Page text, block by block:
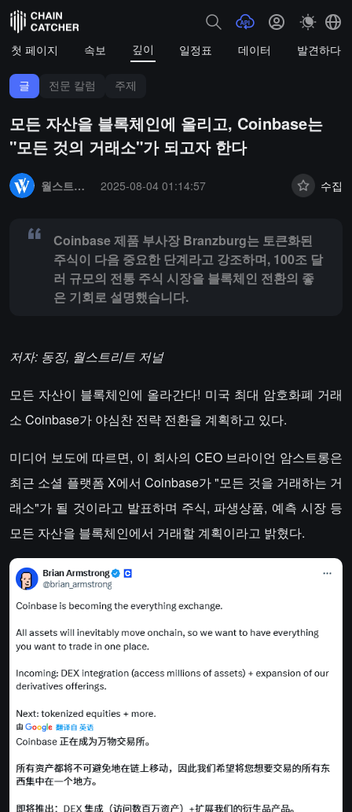
첫 페이지 속보 깊이 일정표 데이터 발견하다
글 전문 칼럼 주제
모든 자산을 블록체인에 올리고, Coinbase는
"모든 것의 거래소"가 되고자 한다
월스트리트 저널
2025-08-04 01:14:57 수집
Coinbase 제품 부사장 Branzburg는 토큰화된
주식이 다음 중요한 단계라고 강조하며, 100조 달
러 규모의 전통 주식 시장을 블록체인 전환의 좋
은 기회로 설명했습니다.
저자: 동징, 월스트리트 저널
모든 자산이 블록체인에 올라간다! 미국 최대 암호화폐 거래
소 Coinbase가 야심찬 전략 전환을 계획하고 있다.
미디어 보도에 따르면, 이 회사의 CEO 브라이언 암스트롱은
최근 소셜 플랫폼 X에서 Coinbase가 "모든 것을 거래하는 거
래소"가 될 것이라고 발표하며 주식, 파생상품, 예측 시장 등
모든 자산을 블록체인에서 거래할 계획이라고 밝혔다.